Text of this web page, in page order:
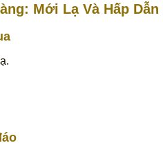
Mới Lạ Và Hấp Dẫn